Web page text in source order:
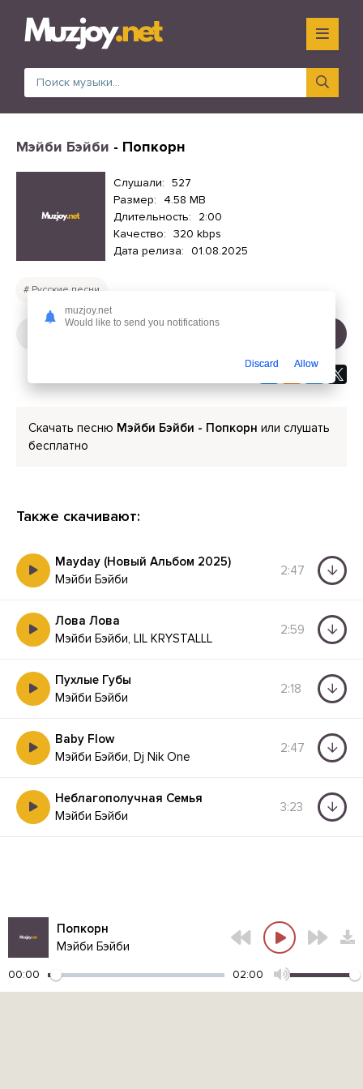
Мэйби Бэйби - Попкорн
Слушали: 527
Размер:
4.58 MB
Длительность:
2:00
Качество: 320 kbps
Дата релиза: 01.08.2025
Русские песни
Скачать песню Мэйби Бэйби - Попкорн или слушать
бесплатно
Также скачивают:
Mayday (Новый Альбом 2025)
Мэйби Бэйби
2:47
Лова Лова
Мэйби Бэйби, LIL KRYSTALLL
2:59
Пухлые Губы
Мэйби Бэйби
2:18
Baby Flow
Мэйби Бэйби, Dj Nik One
2:47
Неблагополучная Семья
Мэйби Бэйби
3:23
Попкорн
Мэйби Бэйби
00:00 02:00
muzjoy.net
Would like to send you notifications
Discard Allow